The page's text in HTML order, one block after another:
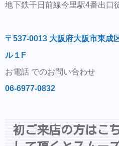
地下鉄千日前線今里駅4番出口
〒537-0013 大阪府大阪市東成
ル１F
お電話 でのお問い合わせ
06-6977-0832
初ご来店の方はこ